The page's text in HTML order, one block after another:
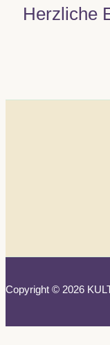
Herzliche
Copyright © 2026